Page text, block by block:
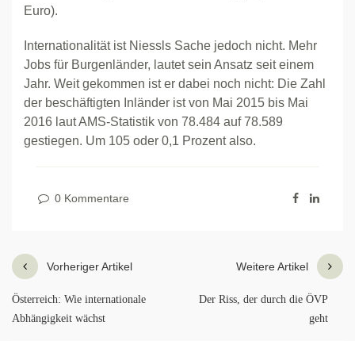
Euro).
Internationalität ist Niessls Sache jedoch nicht. Mehr
Jobs für Burgenländer, lautet sein Ansatz seit einem
Jahr. Weit gekommen ist er dabei noch nicht: Die Zahl
der beschäftigten Inländer ist von Mai 2015 bis Mai
2016 laut AMS-Statistik von 78.484 auf 78.589
gestiegen. Um 105 oder 0,1 Prozent also.
0 Kommentare
Vorheriger Artikel
Österreich: Wie internationale
Abhängigkeit wächst
Weitere Artikel
Der Riss, der durch die ÖVP
geht